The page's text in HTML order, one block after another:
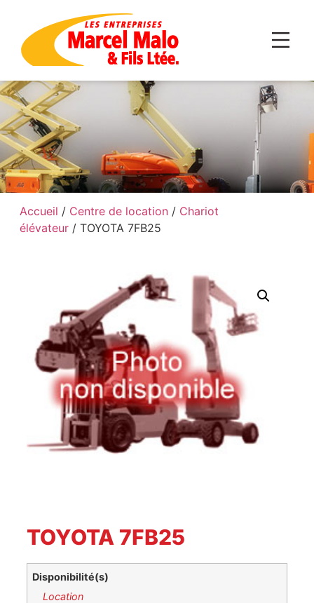
Accueil / Centre de location/ Chariot
élévateur/ TOYOTA 7FB25
TOYOTA 7FB25
Disponibilité(s)
Location